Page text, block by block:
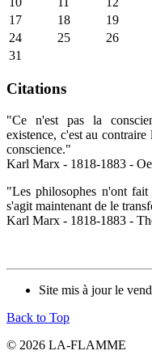
17
18 19
24
25 26
31
Citations
"Ce n'est pas la
existence, c'est au
conscience."
Karl Marx - 1818-1883 -
"Les philosophes n'ont
s'agit maintenant de le
Karl Marx - 1818-1883 -
Site mis à jour le
Back to Top
© 2026 LA-FLAMME